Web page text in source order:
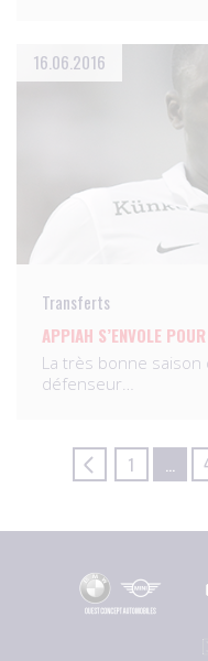
16.06.2016
Transferts
APPIAH S’ENVOLE
La très bonne saison
défenseur…
1